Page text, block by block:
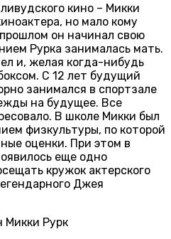
кино – Микки
но мало кому
он начинал свою
Рурка занималась мать.
и, желая когда-нибудь
С 12 лет будущий
занимался в спортзале
на будущее. Все
В школе Микки был
физкультуры, по которой
оценки. При этом в
еще одно
кружок актерского
Джея